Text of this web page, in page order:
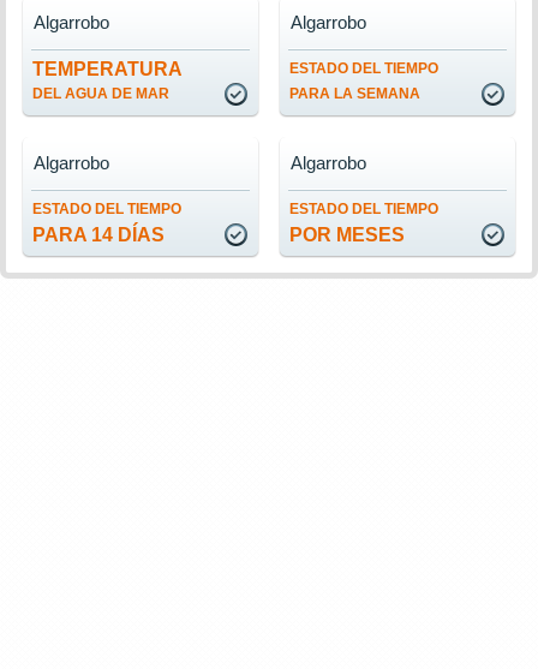
TEMPERATURA
DEL AGUA DE MAR
Algarrobo
ESTADO DEL TIEMPO
PARA LA SEMANA
Algarrobo
ESTADO DEL TIEMPO
PARA 14 DÍAS
Algarrobo
ESTADO DEL TIEMPO
POR MESES
Algarrobo